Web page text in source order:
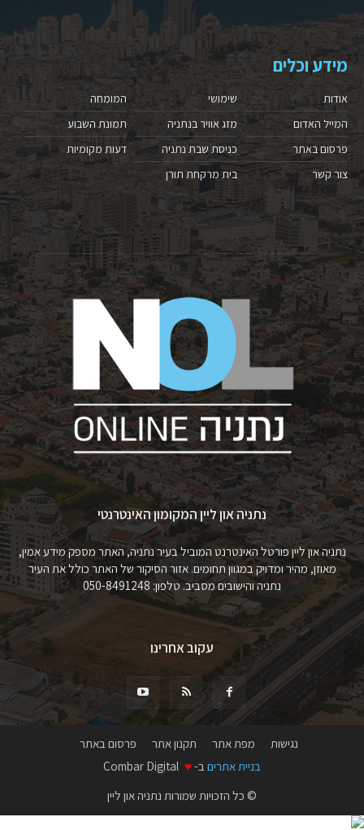
מידע וכלים
אודות
המייל האדום
פרסום באתר
צור קשר
שימושי
מזג אוויר בנתניה
כניסת שבת נתניה
בית מרקחת תורן
המומחה
תמונת השבוע
דעות מקומיות
נתניה און ליין המקומון האינטרנטי
נתניה און ליין פורטל האינטרנט המוביל בעיר נתניה, האתר מספק מידע אמין,
מאוזן, מהיר ומדויק במגוון תחומים. אזור הסיקור של האתר כולל את העיר
נתניה והישובים מסביב. טלפון: 050-8491248
עקוב אחרינו
נגישות מפת אתר תקנון אתר
פרסום באתר
בניית אתרים ב- ♥
© כל הזכויות שמורות נתניה און ליין